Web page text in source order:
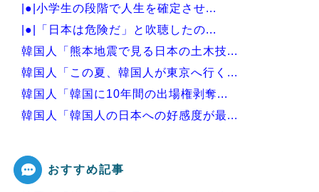
|●|小学生の段階で人生を確定させ...
|●|「日本は危険だ」と吹聴したの...
韓国人「熊本地震で見る日本の土木技...
韓国人「この夏、韓国人が東京へ行く...
韓国人「韓国に10年間の出場権剥奪...
韓国人「韓国人の日本への好感度が最...
おすすめ記事